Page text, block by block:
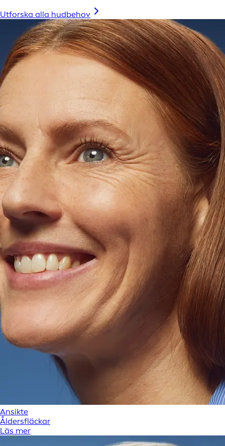
Utforska alla hudbehov
Ansikte
Åldersfläckar
Läs mer